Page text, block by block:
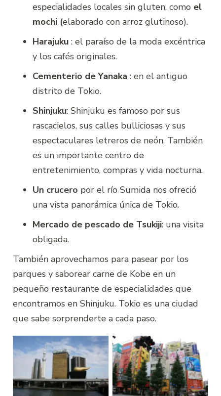
especialidades locales sin gluten, como el
mochi (elaborado con arroz glutinoso).
Harajuku : el paraíso de la moda excéntrica
y los cafés originales.
Cementerio de Yanaka: en el antiguo
distrito de Tokio.
Shinjuku: Shinjuku es famoso por sus
rascacielos, sus calles bulliciosas y sus
espectaculares letreros de neón. También
es un importante centro de
entretenimiento, compras y vida nocturna.
Un crucero por el río Sumida nos ofreció
una vista panorámica única de Tokio.
Mercado de pescado de Tsukiji: una visita
obligada.
También aprovechamos para pasear por los
parques y saborear carne de Kobe en un
pequeño restaurante de especialidades que
encontramos en Shinjuku. Tokio es una ciudad
que sabe sorprenderte a cada paso.
Tokio Tokio, Shinjuku